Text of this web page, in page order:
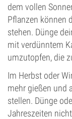
dem vollen
Pflanzen können
stehen. Dünge
mit verdünntem
umzutopfen, die
Im Herbst oder
mehr gießen und
stellen. Dünge
Jahreszeiten